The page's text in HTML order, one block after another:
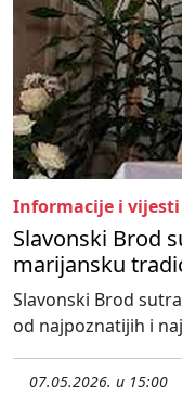
Informacije i vijesti
Slavonski Brod
marijansku
Slavonski Brod
od najpoznatijih i
07.05.2026. u 15:00